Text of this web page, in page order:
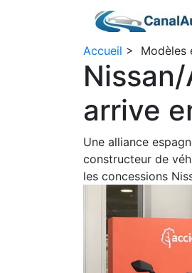
Accueil > Modèles
arrive
Une alliance
constructeur de
les concessions